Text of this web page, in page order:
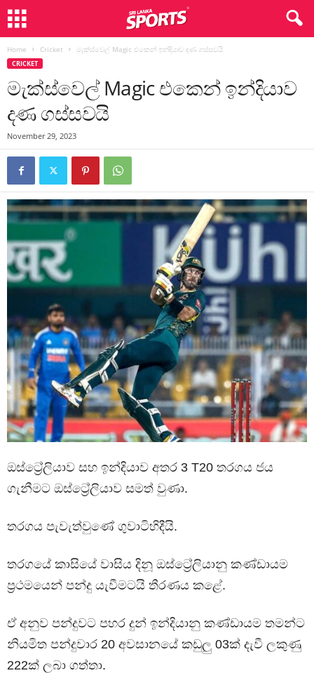
Home Cricket මැක්ස්වෙල් Magic එකෙන් ඉන්දියාව දණ ගස්සවයි
CRICKET
මැක්ස්වෙල් Magic එකෙන් ඉන්දියාව
දණ ගස්සවයි
November 29, 2023
ඔස්ට්‍රේලියාව සහ ඉන්දියාව අතර 3 T20 තරගය ජය
ගැනීමට ඔස්ට්‍රේලියාව සමත් වුණා.
තරගය පැවැත්වුණේ ගුවාටිහිදීයි.
තරගයේ කාසියේ වාසිය දිනූ ඔස්ට්‍රේලියානු කණ්ඩායම
ප්‍රථමයෙන් පන්දු යැවීමටයි තීරණය කළේ.
ඒ අනුව පන්දුවට පහර දුන් ඉන්දියානු කණ්ඩායම තමන්ට
නියමිත පන්දුවාර 20 අවසානයේ කඩුලු 03ක් දැවී ලකුණු
222ක් ලබා ගත්තා.